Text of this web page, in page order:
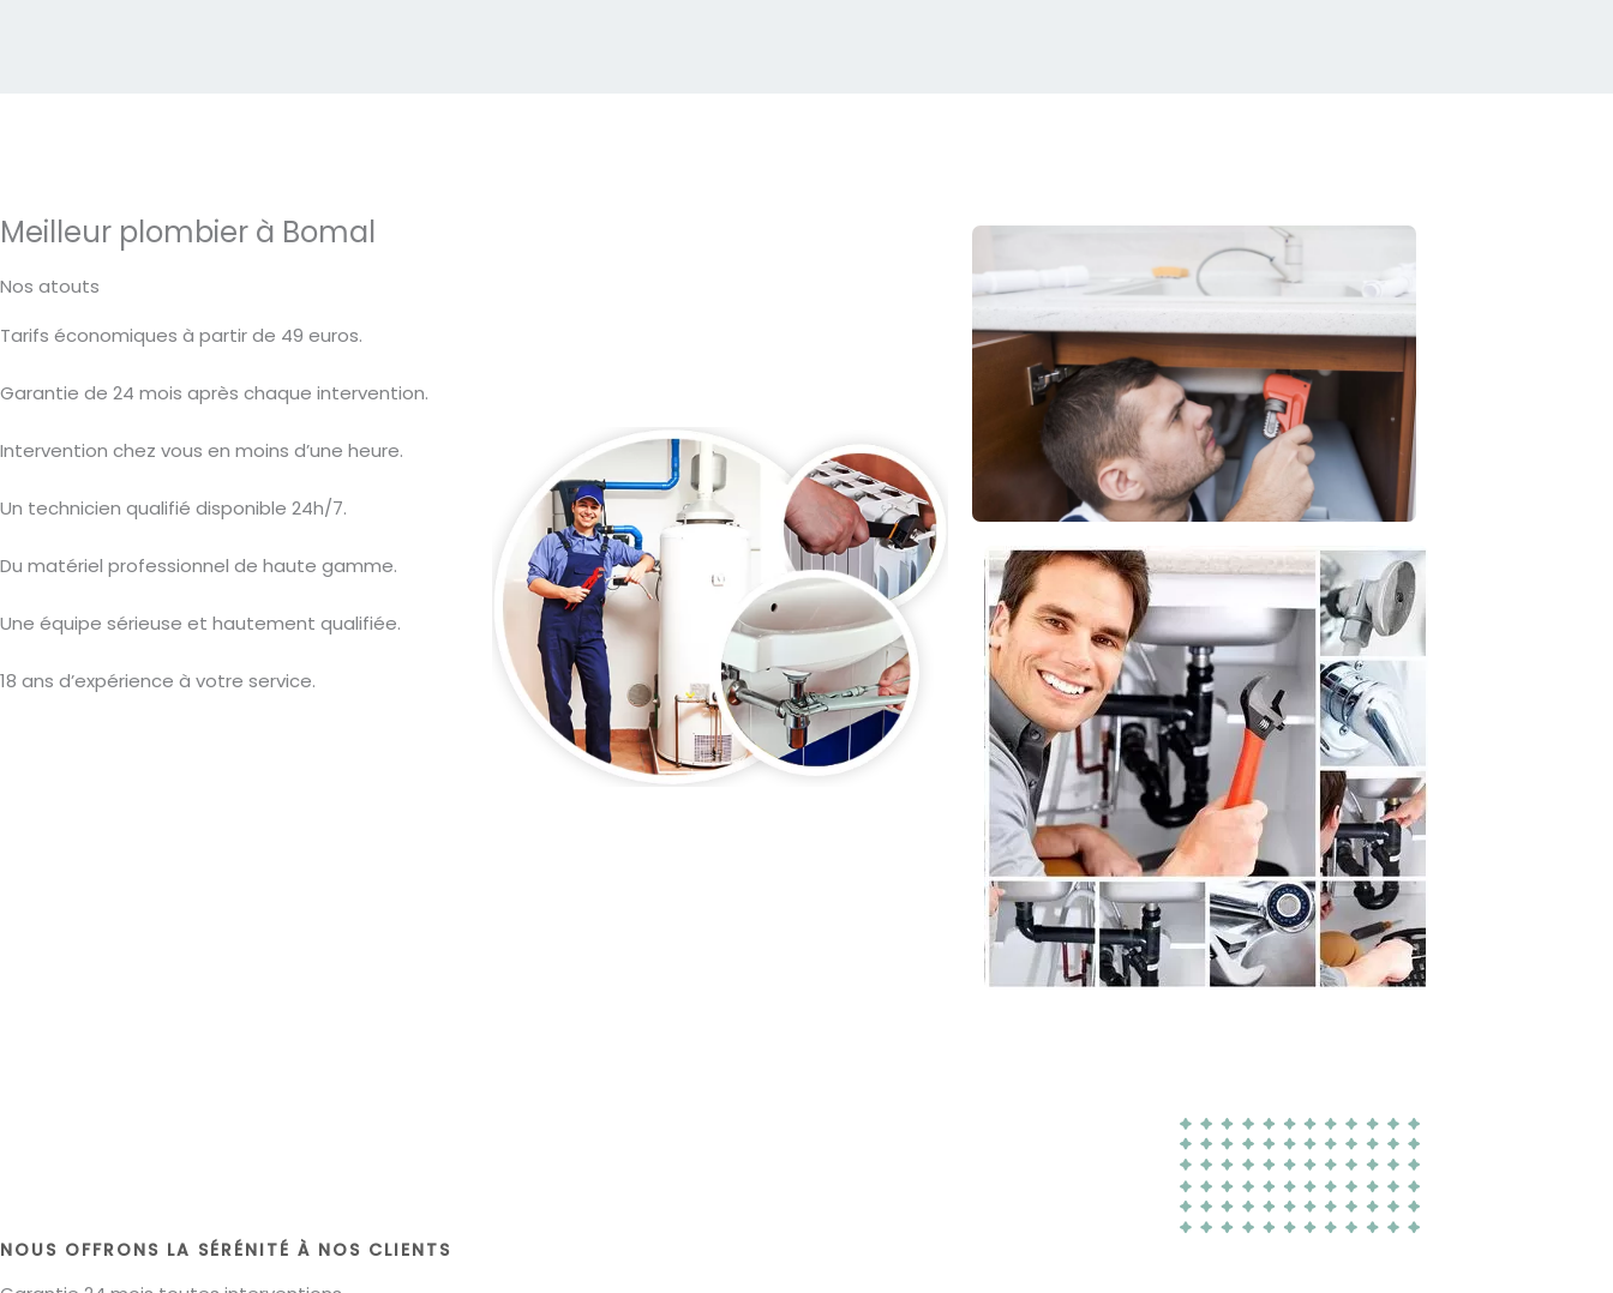
Meilleur plombier à Bomal
Nos atouts
Tarifs économiques à partir de 49 euros.
Garantie de 24 mois après chaque intervention.
Intervention chez vous en moins d’une heure.
Un technicien qualifié disponible 24h/7.
Du matériel professionnel de haute gamme.
Une équipe sérieuse et hautement qualifiée.
18 ans d’expérience à votre service.
NOUS OFFRONS LA SÉRÉNITÉ À NOS CLIENTS